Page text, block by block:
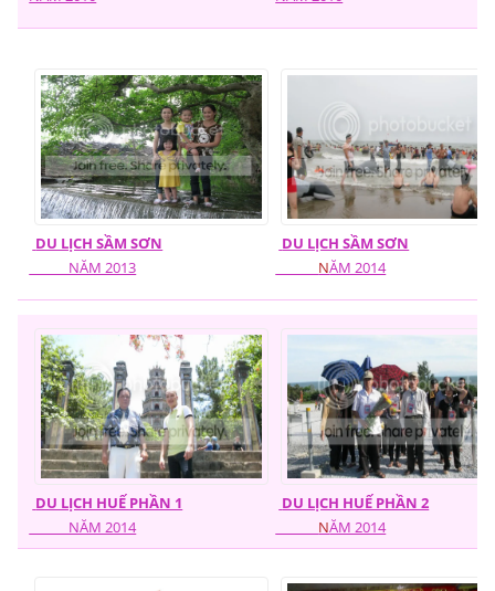
DU LỊCH SẦM SƠN
NĂM 2013
DU LỊCH SẦM SƠN
NĂM 2014
DU LỊCH HUẾ PHẦN 1
NĂM 2014
DU LỊCH HUẾ PHẦN 2
NĂM 2014